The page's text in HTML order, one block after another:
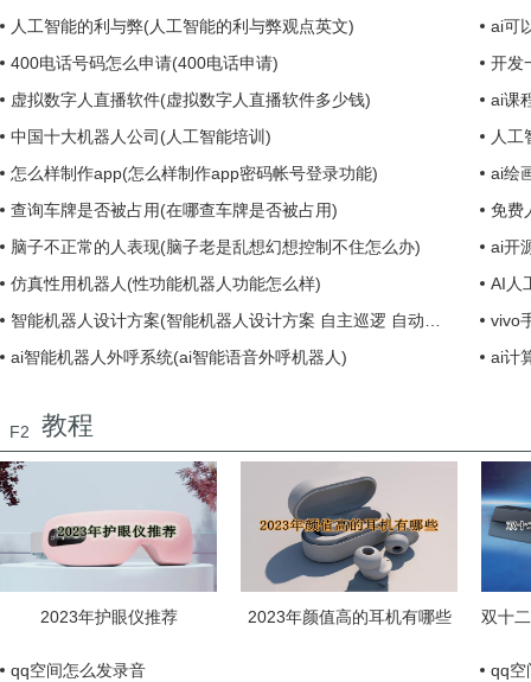
人工智能的利与弊(人工智能的利与弊观点英文)
ai可
400电话号码怎么申请(400电话申请)
开发
虚拟数字人直播软件(虚拟数字人直播软件多少钱)
ai课
中国十大机器人公司(人工智能培训)
人工
怎么样制作app(怎么样制作app密码帐号登录功能)
ai绘
查询车牌是否被占用(在哪查车牌是否被占用)
免费
脑子不正常的人表现(脑子老是乱想幻想控制不住怎么办)
ai开
仿真性用机器人(性功能机器人功能怎么样)
AI人
智能机器人设计方案(智能机器人设计方案 自主巡逻 自动充电 人体跟踪)
vivo
ai智能机器人外呼系统(ai智能语音外呼机器人)
ai计
F2 教程
2023年护眼仪推荐 2023年颜值高的耳机有哪些
qq空间怎么发录音
qq空